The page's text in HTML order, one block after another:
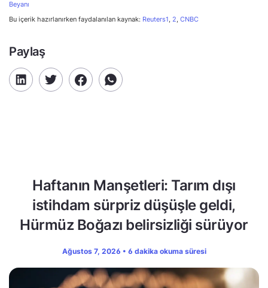
Beyanı
Bu içerik hazırlanırken faydalanılan kaynak: Reuters1, 2, CNBC
Paylaş
Haftanın Manşetleri: Tarım dışı
istihdam sürpriz düşüşle geldi,
Hürmüz Boğazı belirsizliği sürüyor
Ağustos 7, 2026 • 6 dakika okuma süresi